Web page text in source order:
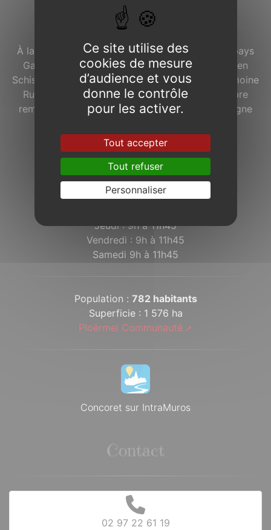
À propos...
À la lisière de laForêt de Brocéliande
, dans le pays
Gallo, le bourg deConcoretavec ses maisons en
Schiste Rouge est labellisé « Commune du Patrimoine
Rural de Bretagne ». À l’ouest du village, un arbre
remarquable, le « Chêne à Guillotin », accompagne
Concoretoises.
Horaires d’ouverture de la mairie :
Lundi : 9h à 11h45
Jeudi : 9h à 11h45
Vendredi : 9h à 11h45
Samedi 9h à 11h45
Population : 782 habitants
Superficie : 1 576 ha
Ploërmel Communauté
Concoret sur IntraMuros
Contact
02 97 22 61 19
Ce site utilise des
cookies de mesure
d’audience et vous
donne le contrôle
pour les activer.
Tout accepter
Tout refuser
Personnaliser